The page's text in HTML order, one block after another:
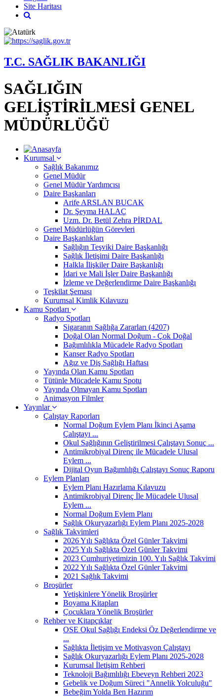
Site Haritası
T.C. SAĞLIK BAKANLIĞI
SAĞLIĞIN
GELİŞTİRİLMESİ GENEL
MÜDÜRLÜĞÜ
Kurumsal
Sağlık Bakanımız
Genel Müdür
Genel Müdür Yardımcısı
Daire Başkanları
Arife ARSLAN BUCAK
Dr. Şeyma HALAÇ
Uzm. Dr. Betül Zehra PİRDAL
Genel Müdürlüğün Görevleri
Daire Başkanlıkları
Sağlığın Teşviki Daire Başkanlığı
Sağlık İletişimi Daire Başkanlığı
Halkla İlişkiler Daire Başkanlığı
İdari ve Mali İşler Daire Başkanlığı
İzleme ve Değerlendirme Daire Başkanlığı
Teşkilat Şeması
Kurumsal Kimlik Kılavuzu
Kamu Spotları
Radyo Spotları
Sigaranın Sağlığa Zararları (4207)
Doğal Olan Normal Doğum - Çok Doğal
Bağımlılıkla Mücadele Radyo Spotları
Kanser Radyo Spotları
Ağız ve Diş Sağlığı Haftası
Yayında Olan Kamu Spotları
Tütünle Mücadele Kamu Spotu
Yayında Olmayan Kamu Spotları
Animasyon Filmler
Yayınlar
Çalıştay Raporları
Normal Doğum Eylem Planı İkinci Aşama
Çalıştayı ...
Okul Sağlığının Geliştirilmesi Çalıştayı Sonuç ...
Antimikrobiyal Direnç ile Mücadele Ulusal
Eylem ...
Dijital Oyun Bağımlılığı Çalıştayı Sonuç Raporu
Eylem Planları
Eylem Planı Hazırlama Kılavuzu
Antimikrobiyal Direnç İle Mücadele Ulusal
Eylem ...
Normal Doğum Eylem Planı
Sağlık Okuryazarlığı Eylem Planı 2025-2028
Sağlık Takvimleri
2026 Yılı Sağlıkta Özel Günler Takvimi
2025 Yılı Sağlıkta Özel Günler Takvimi
2023 Cumhuriyetimizin 100. Yılı Sağlık Takvimi
2022 Yılı Sağlıkta Özel Günler Takvimi
2021 Sağlık Takvimi
Broşürler
Yetişkinlere Yönelik Broşürler
Boyama Kitapları
Çocuklara Yönelik Broşürler
Rehber ve Kitapçıklar
OSE Okul Sağlığı Endeksi Öz Değerlendirme ve
...
Sağlıkta İletişim ve Motivasyon Çalıştayı
Sağlık Okuryazarlığı Eylem Planı 2025-2028
Kurumsal İletişim Rehberi
Teknoloji Bağımlılığı Ebeveyn Rehberi 2023
Gebelik ve Doğum Süreci "Annelik Yolculuğu"
Bebeğim Yolda Ben Hazırım